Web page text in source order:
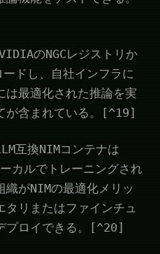
のNGCレジストリか
ドし、自社インフラに
は最適化された推論を実
が含まれている。[^19]
互換NIMコンテナは
カルでトレーニングされ
がNIMの最適化メリッ
タリまたはファインチュ
プロイできる。[^20]